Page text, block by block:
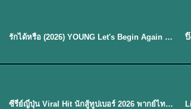
รักได้หรือ (2026) YOUNG Let's Begin Again พากย์ไทย EP.1-19
★7.9 EP.6ซีรี่ย์ญี่ปุ่น Viral Hit นักสู้ทูปเบอร์ 2026 พากย์ไทย EP.1-6